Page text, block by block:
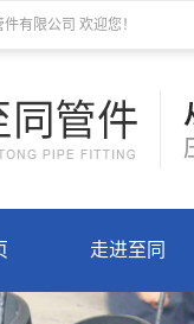
有限公司 欢迎您！
走进至同